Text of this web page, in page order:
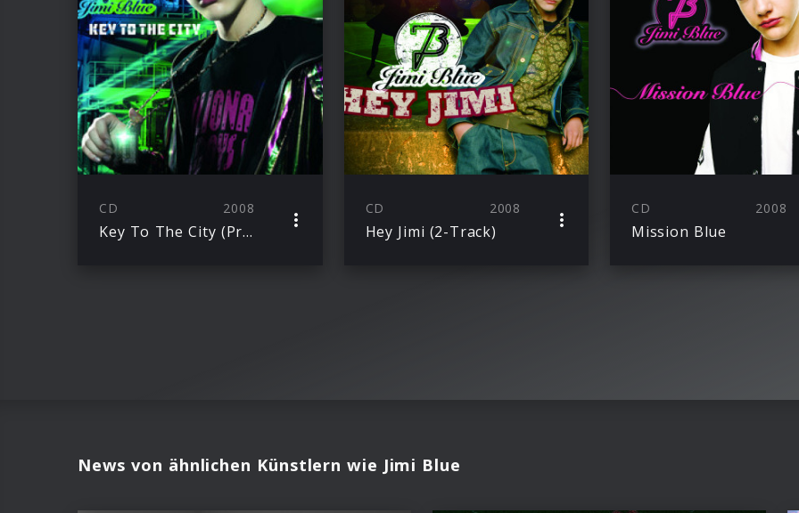
CD 2008
Key To The City (Premiumsingle)
CD 2008
Hey Jimi (2-Track)
CD 2008
Mission Blue
News von ähnlichen Künstlern wie Jimi Blue